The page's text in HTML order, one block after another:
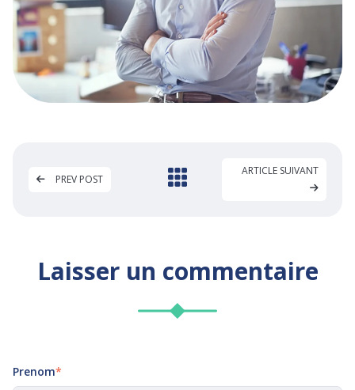
PREV POST
ARTICLE SUIVANT
Laisser un commentaire
Prenom*